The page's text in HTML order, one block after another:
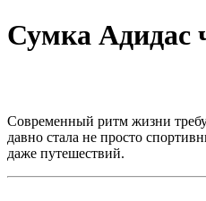
Сумка Адидас
Современный ритм жизни
давно стала не просто
даже путешествий.